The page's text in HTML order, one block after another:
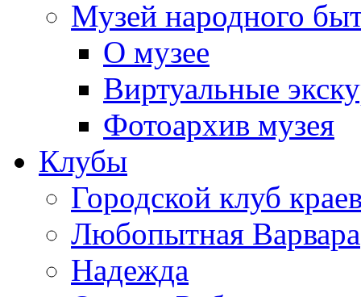
Музей народного
О музее
Виртуальные
Фотоархив музея
Клубы
Городской клуб
Любопытная Варвара
Надежда